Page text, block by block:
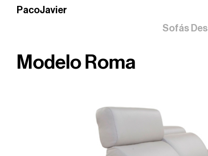
PacoJavier
Sofás
Modelo Roma